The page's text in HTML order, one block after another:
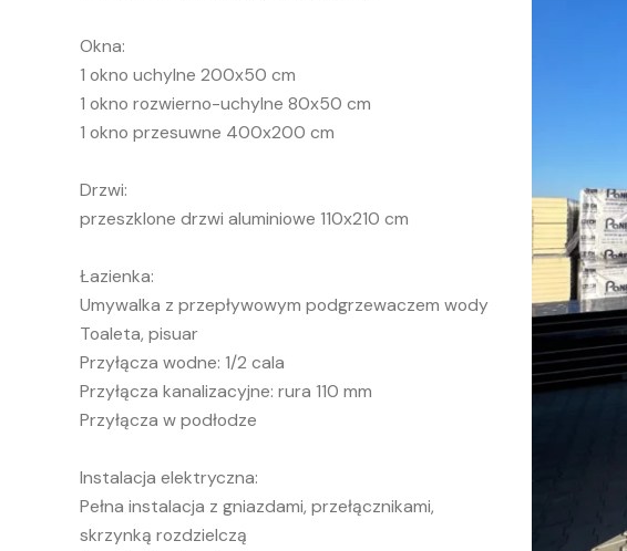
Okna:
1 okno uchylne 200x50 cm
1 okno rozwierno-uchylne 80x50 cm
1 okno przesuwne 400x200 cm
Drzwi:
przeszklone drzwi aluminiowe 110x210 cm
Łazienka:
Umywalka z przepływowym podgrzewaczem wody
Toaleta, pisuar
Przyłącza wodne: 1/2 cala
Przyłącza kanalizacyjne: rura 110 mm
Przyłącza w podłodze
Instalacja elektryczna:
Pełna instalacja z gniazdami, przełącznikami,
skrzynką rozdzielczą